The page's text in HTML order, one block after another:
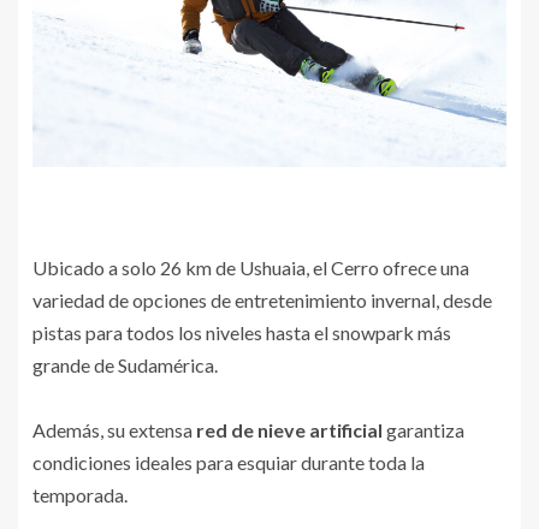
Ubicado a solo 26 km de Ushuaia, el Cerro ofrece una
variedad de opciones de entretenimiento invernal, desde
pistas para todos los niveles hasta el snowpark más
grande de Sudamérica.
Además, su extensa red de nieve artificial garantiza
condiciones ideales para esquiar durante toda la
temporada.